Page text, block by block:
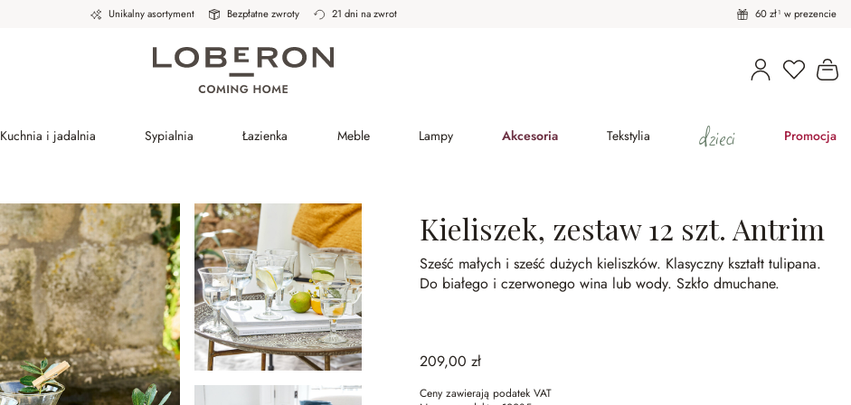
Unikalny asortyment Bezpłatne zwroty 21 dni na zwrot 60 zł¹ w prezencie
Masz
Kuchnia i jadalnia Sypialnia Łazienka Meble Lampy Akcesoria Tekstylia dzieci Promocja
Kieliszek, zestaw 12 szt. Antrim
Sześć małych i sześć dużych kieliszków. Klasyczny kształt tulipana.
Do białego i czerwonego wina lub wody.Szkło dmuchane.
209,00 zł
Ceny zawierają podatek VAT